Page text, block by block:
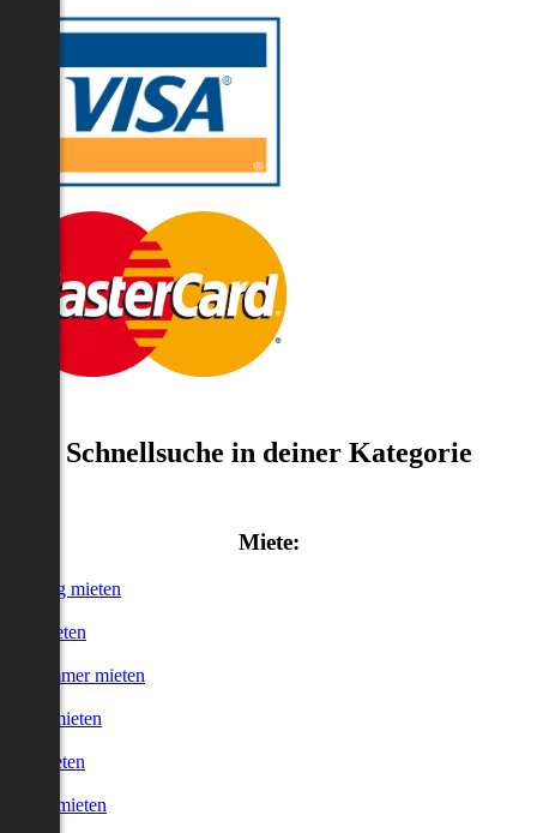
Schnellsuche in deiner Kategorie
Miete:
mieten
mieten
Zimmer mieten
mieten
mieten